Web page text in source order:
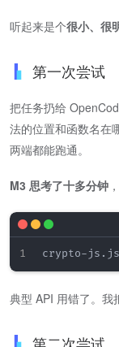
听起来是个很小、很
第一次尝试
把任务扔给
法的位置和函数名在
两端都能跑通。
M3 思考了十多分钟
典型 API 用错了。我
第二次尝试